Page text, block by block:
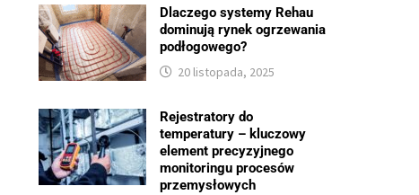
Dlaczego systemy Rehau
dominują rynek ogrzewania
podłogowego?
20 listopada, 2025
Rejestratory do
temperatury – kluczowy
element precyzyjnego
monitoringu procesów
przemysłowych